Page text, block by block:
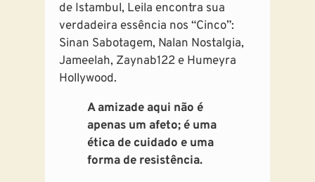
de Istambul, Leila encontra sua
verdadeira essência nos “Cinco”:
Sinan Sabotagem, Nalan Nostalgia,
Jameelah, Zaynab122 e Humeyra
Hollywood.
A amizade aqui não é
apenas um afeto; é uma
ética de cuidado e uma
forma de resistência.